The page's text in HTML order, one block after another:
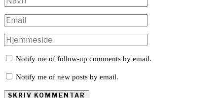
Notify me of follow-up comments by email.
Notify me of new posts by email.